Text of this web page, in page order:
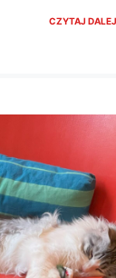
CZYTAJ